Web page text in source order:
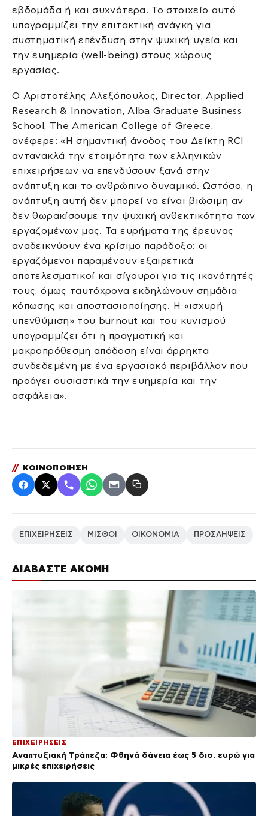
ΔΙΑΒΑΣΤΕ ΑΚΟΜΗ
ΕΠΙΧΕΙΡΗΣΕΙΣ
Αναπτυξιακή Τράπεζα: Φθηνά δάνεια έως 5 δισ. ευρώ για
μικρές επιχειρήσεις
εβδομάδα ή και συχνότερα. Το στοιχείο αυτό
υπογραμμίζει την επιτακτική ανάγκη για
συστηματική επένδυση στην ψυχική υγεία και
την ευημερία (well-being) στους χώρους
εργασίας.
Ο Αριστοτέλης Αλεξόπουλος, Director, Applied
Research & Innovation, Alba Graduate Business
School, The American College of Greece,
ανέφερε: «Η σημαντική άνοδος του Δείκτη RCI
αντανακλά την ετοιμότητα των ελληνικών
επιχειρήσεων να επενδύσουν ξανά στην
ανάπτυξη και το ανθρώπινο δυναμικό. Ωστόσο, η
ανάπτυξη αυτή δεν μπορεί να είναι βιώσιμη αν
δεν θωρακίσουμε την ψυχική ανθεκτικότητα των
εργαζομένων μας. Τα ευρήματα της έρευνας
αναδεικνύουν ένα κρίσιμο παράδοξο: οι
εργαζόμενοι παραμένουν εξαιρετικά
αποτελεσματικοί και σίγουροι για τις ικανότητές
τους, όμως ταυτόχρονα εκδηλώνουν σημάδια
κόπωσης και αποστασιοποίησης. Η «ισχυρή
υπενθύμιση» του burnout και του κυνισμού
υπογραμμίζει ότι η πραγματική και
μακροπρόθεσμη απόδοση είναι άρρηκτα
συνδεδεμένη με ένα εργασιακό περιβάλλον που
προάγει ουσιαστικά την ευημερία και την
ασφάλεια».
// ΚΟΙΝΟΠΟΙΗΣΗ
ΕΠΙΧΕΙΡΗΣΕΙΣ ΜΙΣΘΟΙ ΟΙΚΟΝΟΜΙΑ ΠΡΟΣΛΗΨΕΙΣ